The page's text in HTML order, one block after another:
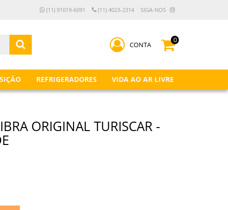
(11) 91019-6091 (11) 4023-2314 SIGA-NOS
CONTA
0
REFRIGERADORES VIDA AO AR LIVRE
ORIGINAL TURISCAR -